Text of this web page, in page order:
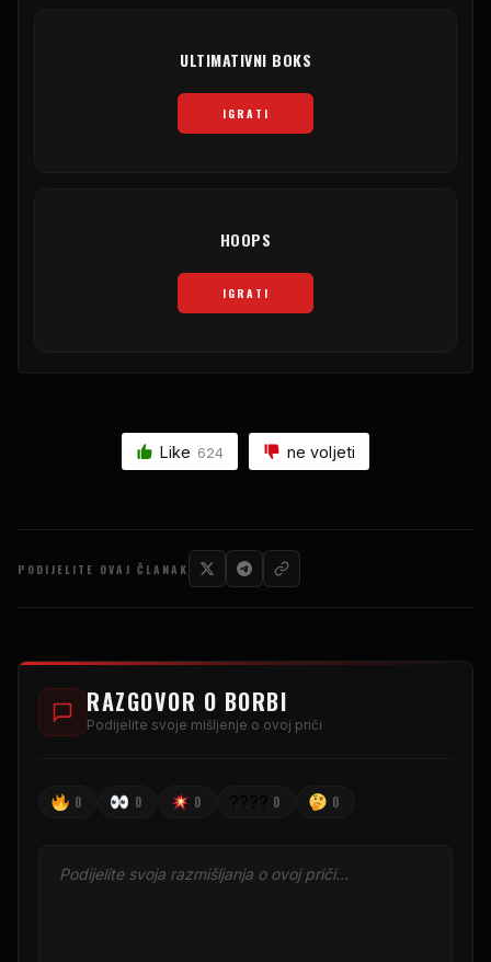
ULTIMATIVNI BOKS
IGRATI
HOOPS
IGRATI
Like 624 ne voljeti
PODIJELITE OVAJ ČLANAK
RAZGOVOR O BORBI
Podijelite svoje mišljenje o ovoj priči
0 0 0 0 0